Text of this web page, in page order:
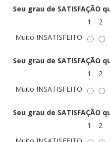
Seu grau de
1
2
Muito INSATISFEITO
Seu grau de
1
2
Muito INSATISFEITO
Seu grau de
1
2